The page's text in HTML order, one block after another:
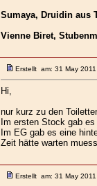
Sumaya, Druidin aus
Vienne Biret,
Erstellt am: 31 May
Hi,
nur kurz zu den
Im ersten Stock gab
Im EG gab es eine
Zeit hätte warten
Erstellt am: 31 May